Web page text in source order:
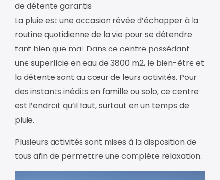
de détente garantis
La pluie est une occasion rêvée d’échapper à la
routine quotidienne de la vie pour se détendre
tant bien que mal. Dans ce centre possédant
une superficie en eau de 3800 m2, le bien-être et
la détente sont au cœur de leurs activités. Pour
des instants inédits en famille ou solo, ce centre
est l’endroit qu’il faut, surtout en un temps de
pluie.
Plusieurs activités sont mises à la disposition de
tous afin de permettre une complète relaxation.